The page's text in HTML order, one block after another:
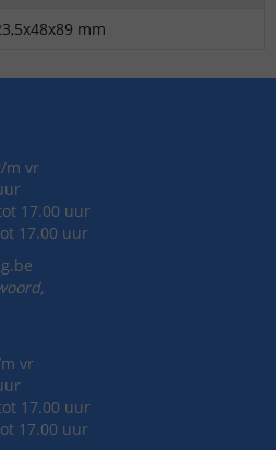
mm
m vr
17.00 uur
17.00 uur
vr
17.00 uur
17.00 uur